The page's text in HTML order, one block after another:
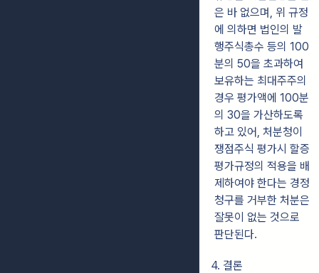
은 바 없으며, 위 규정
에 의하면 법인의 발
행주식총수 등의 100
분의 50을 초과하여
보유하는 최대주주의
경우 평가액에 100분
의 30을 가산하도록
하고 있어, 처분청이
쟁점주식 평가시 할증
평가규정의 적용을 배
제하여야 한다는 경정
청구를 거부한 처분은
잘못이 없는 것으로
판단된다.
4. 결론